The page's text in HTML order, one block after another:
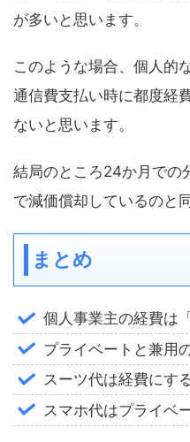
が多いと思います。
このような場合、個人的
通信費支払い時に都度経
ないと思います。
結局のところ24か月での
で減価償却しているのと
まとめ
個人事業主の経費は
プライベートと兼用
スーツ代は経費にす
スマホ代はプライベ